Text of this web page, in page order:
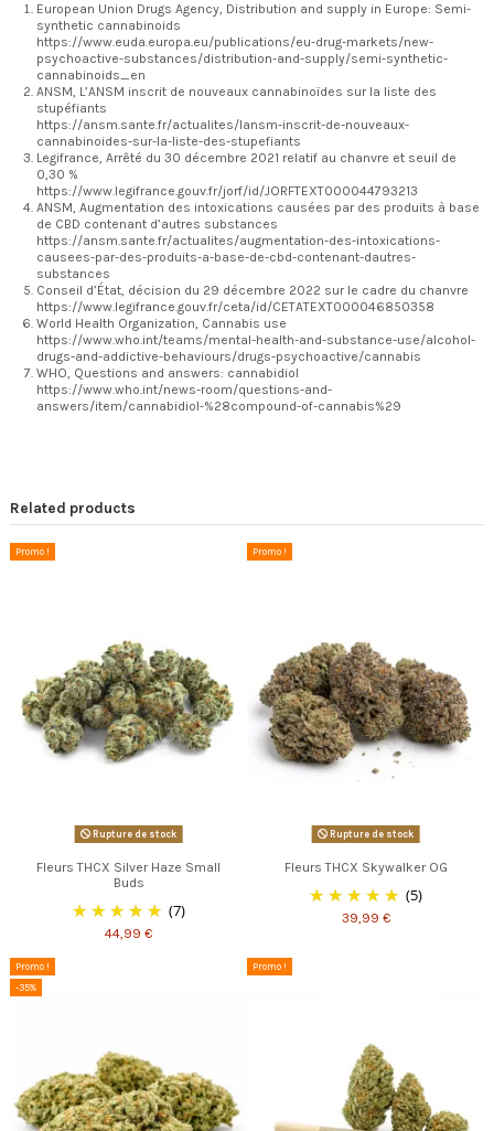
European Union Drugs Agency, Distribution and supply in Europe: Semi-
synthetic cannabinoids
https://www.euda.europa.eu/publications/eu-drug-markets/new-
psychoactive-substances/distribution-and-supply/semi-synthetic-
cannabinoids_en
ANSM, L’ANSM inscrit de nouveaux cannabinoïdes sur la liste des
stupéfiants
https://ansm.sante.fr/actualites/lansm-inscrit-de-nouveaux-
cannabinoides-sur-la-liste-des-stupefiants
Legifrance, Arrêté du 30 décembre 2021 relatif au chanvre et seuil de
0,30 %
https://www.legifrance.gouv.fr/jorf/id/JORFTEXT000044793213
ANSM, Augmentation des intoxications causées par des produits à base
de CBD contenant d’autres substances
https://ansm.sante.fr/actualites/augmentation-des-intoxications-
causees-par-des-produits-a-base-de-cbd-contenant-dautres-
substances
Conseil d’État, décision du 29 décembre 2022 sur le cadre du chanvre
https://www.legifrance.gouv.fr/ceta/id/CETATEXT000046850358
World Health Organization, Cannabis use
https://www.who.int/teams/mental-health-and-substance-use/alcohol-
drugs-and-addictive-behaviours/drugs-psychoactive/cannabis
WHO, Questions and answers: cannabidiol
https://www.who.int/news-room/questions-and-
answers/item/cannabidiol-%28compound-of-cannabis%29
Related products
Promo !
Rupture de stock
Fleurs THCX Silver Haze Small
Buds
(7)
44,99 €
Promo !
Rupture de stock
Fleurs THCX Skywalker OG
(5)
39,99 €
Promo !
-35%
Promo !